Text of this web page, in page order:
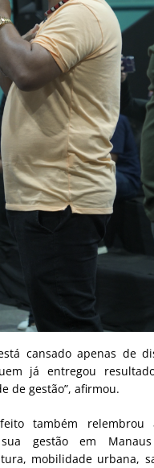
cansado apenas de
já entregou
de gestão”, afirmou.
também relembrou
gestão em
mobilidade urbana,